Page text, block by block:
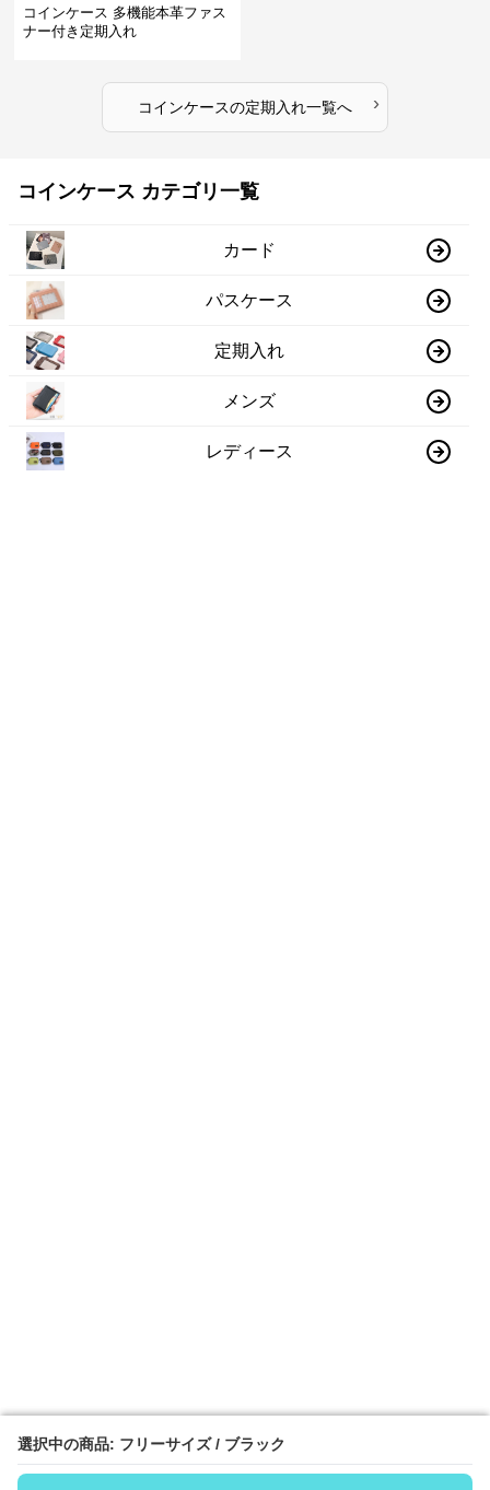
選択中の商品: フリーサイズ / ブラック
選択中の商品: フリーサイズ / ブラック
コインケース 多機能本革ファス
ナー付き定期入れ
コインケースの定期入れ一覧へ ›
コインケース カテゴリ一覧
カード
パスケース
定期入れ
メンズ
レディース